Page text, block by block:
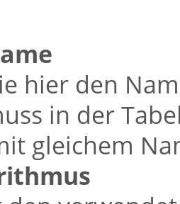
hier den
in der
gleichem